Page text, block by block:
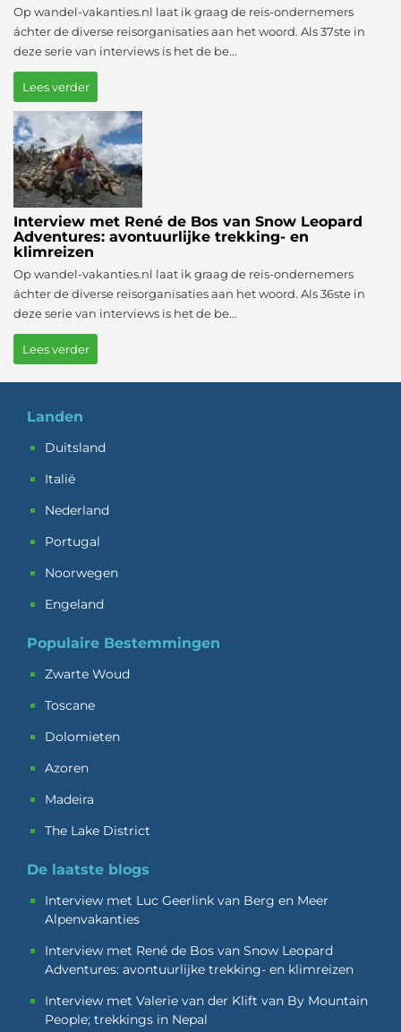
Op wandel-vakanties.nl laat ik graag de reis-ondernemers
áchter de diverse reisorganisaties aan het woord. Als 37ste in
deze serie van interviews is het de be...
Lees verder
Interview met René de Bos van Snow Leopard
Adventures: avontuurlijke trekking- en
klimreizen
Op wandel-vakanties.nl laat ik graag de reis-ondernemers
áchter de diverse reisorganisaties aan het woord. Als 36ste in
deze serie van interviews is het de be...
Lees verder
Landen
Duitsland
Italië
Nederland
Portugal
Noorwegen
Engeland
Populaire Bestemmingen
Zwarte Woud
Toscane
Dolomieten
Azoren
Madeira
The Lake District
De laatste blogs
Interview met Luc Geerlink van Berg en Meer
Alpenvakanties
Interview met René de Bos van Snow Leopard
Adventures: avontuurlijke trekking- en klimreizen
Interview met Valerie van der Klift van By Mountain
People; trekkings in Nepal